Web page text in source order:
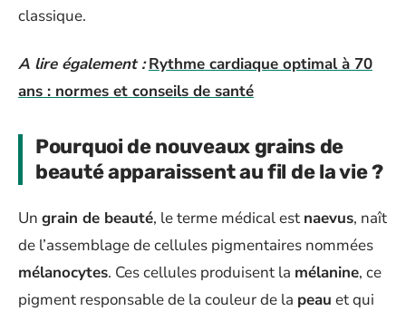
classique.
A lire également : Rythme cardiaque optimal à 70
ans : normes et conseils de santé
Pourquoi de nouveaux grains de
beauté apparaissent au fil de la vie ?
Un grain de beauté, le terme médical est naevus, naît
de l’assemblage de cellules pigmentaires nommées
mélanocytes. Ces cellules produisent la mélanine, ce
pigment responsable de la couleur de la peau et qui